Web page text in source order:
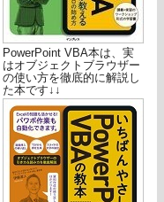
PowerPoint VBA本は、実
はオブジェクトブラウザー
の使い方を徹底的に解説し
た本です↓↓